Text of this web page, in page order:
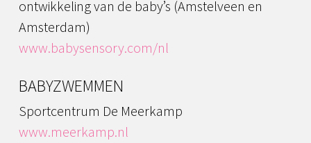
ontwikkeling van de baby’s (Amstelveen en
Amsterdam)
www.babysensory.com/nl
BABYZWEMMEN
Sportcentrum De Meerkamp
www.meerkamp.nl